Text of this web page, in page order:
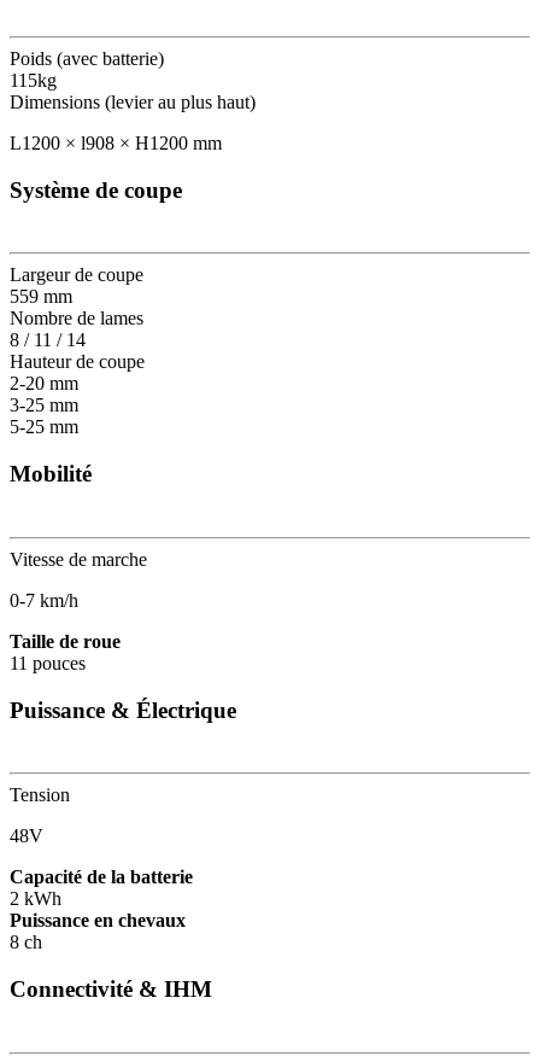
Poids (avec batterie)
115kg
Dimensions (levier au plus haut)
L1200 × l908 × H1200 mm
Système de coupe
Largeur de coupe
559 mm
Nombre de lames
8 / 11 / 14
Hauteur de coupe
2-20 mm
3-25 mm
5-25 mm
Mobilité
Vitesse de marche
0-7 km/h
Taille de roue
11 pouces
Puissance & Électrique
Tension
48V
Capacité de la batterie
2 kWh
Puissance en chevaux
8 ch
Connectivité & IHM